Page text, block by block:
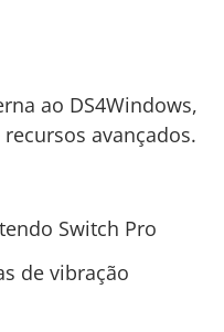
ao DS4Windows,
recursos avançados.
Switch Pro
de vibração